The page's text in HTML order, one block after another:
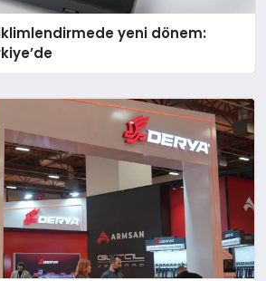
iklimlendirmede yeni dönem: